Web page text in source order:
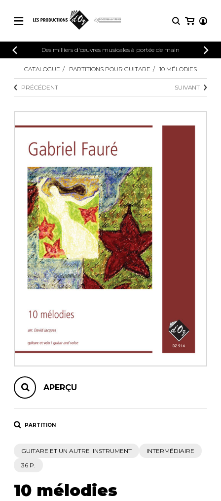
CATALOGUE
Explorez notre catalogue de partitions
riche en œuvres originales et en
arrangements de qualité.
PARTITIONS POUR GUITARE
PARTITIONS POUR AUTRES
INSTRUMENTS
PARTITIONS POUR ENSEMBLES
AUTRES PRODUITS
CONNEXION
INSCRIPTION
Des milliers d'œuvres musicales à portée de main
arrangements de qualité.
PARTITIONS
Méthodes
3 guitares
CATALOGUE PARTITIONS POUR GUITARE 10 MÉLODIES
PRÉCÉDENT SUIVANT
APERÇU
PARTITION
GUITARE ET UN AUTRE INSTRUMENT
INTERMÉDIAIRE
36 P.
10 mélodies